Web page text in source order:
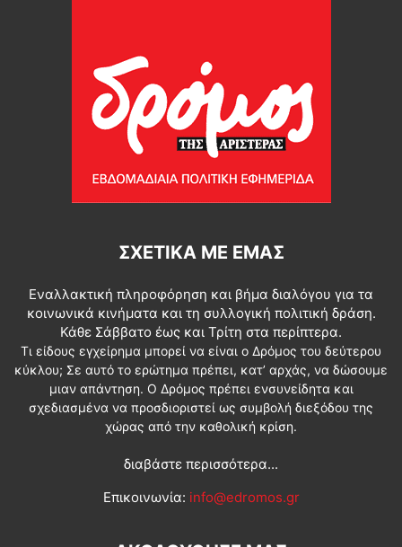
ΣΧΕΤΙΚΆ ΜΕ ΕΜΆΣ
Εναλλακτική πληροφόρηση και βήμα διαλόγου για τα
κοινωνικά κινήματα και τη συλλογική πολιτική δράση.
Κάθε Σάββατο έως και Τρίτη στα περίπτερα.
Τι είδους εγχείρημα μπορεί να είναι ο Δρόμος του δεύτερου
κύκλου; Σε αυτό το ερώτημα πρέπει, κατ’ αρχάς, να δώσουμε
μιαν απάντηση. Ο Δρόμος πρέπει ενσυνείδητα και
σχεδιασμένα να προσδιοριστεί ως συμβολή διεξόδου της
χώρας από την καθολική κρίση.
διαβάστε περισσότερα...
Επικοινωνία: info@edromos.gr